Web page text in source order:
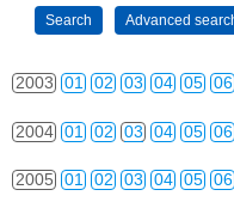
2002 01 02 03 04 05 06
2003 01 02 03 04 05 06
2004 01 02 03 04 05 06
2005 01 02 03 04 05 06